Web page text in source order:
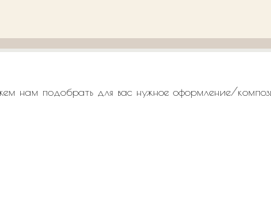
нам подобрать для вас нужное оформление/